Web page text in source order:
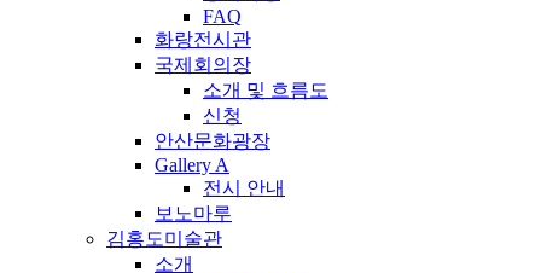
FAQ
화랑전시관
국제회의장
소개 및 흐름도
신청
안산문화광장
Gallery A
전시 안내
보노마루
김홍도미술관
소개